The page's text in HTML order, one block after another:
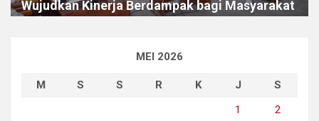
Wujudkan Kinerja Berdampak bagi Masyarakat
MEI 2026
M S S R K J
S
1
2